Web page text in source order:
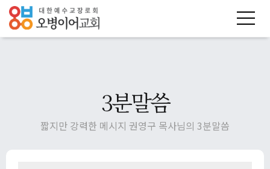
3분말씀
짧지만 강력한 메시지 권영구 목사님의 3분말씀